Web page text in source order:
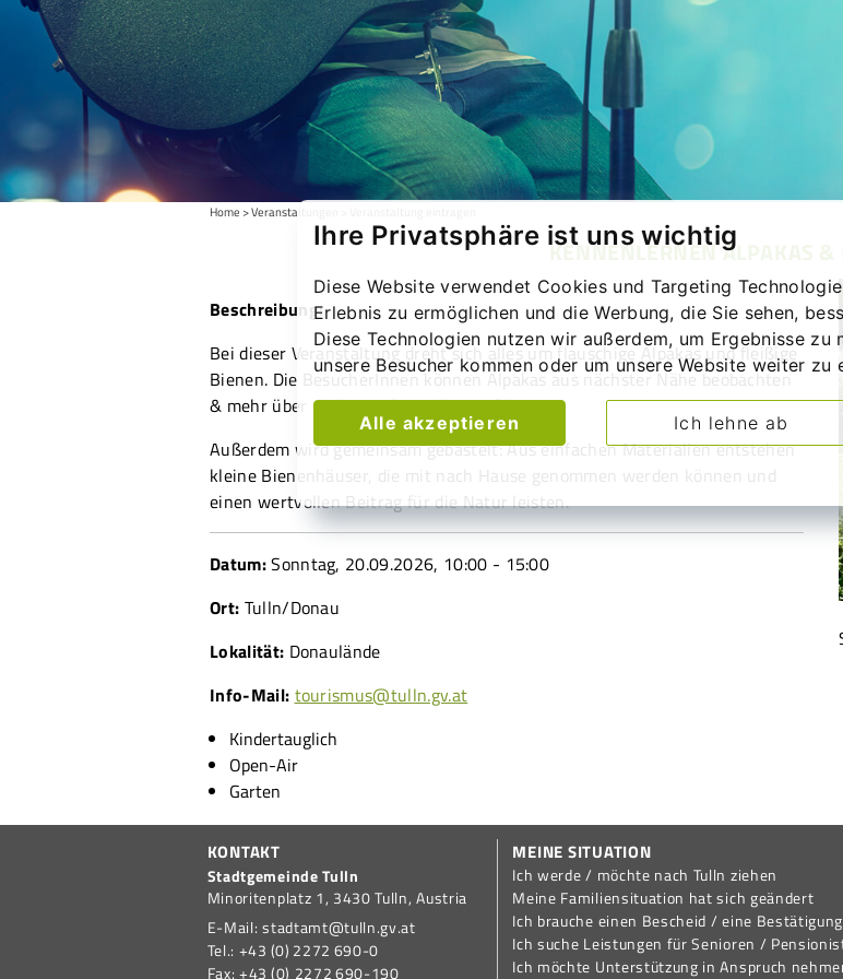
Ihre Privatsphäre ist uns wichtig
Diese Website verwendet Cookies und Targeting
Erlebnis zu ermöglichen und die Werbung, die Sie sehen,
Diese Technologien nutzen wir außerdem, um Ergebnisse zu
unsere Besucher kommen oder um unsere Website weiter zu
Alle akzeptieren Ich lehne ab
Home Veranstaltungen
KENNENLERNEN ALPAKAS &
Beschreibung:
Bei dieser Veranstaltung dreht sich alles um flauschige Alpakas und fleißige
Bienen. Die BesucherInnen können Alpakas aus nächster Nähe beobachten
& mehr über die besonderen Tiere erfahren.
Außerdem wird gemeinsam gebastelt: Aus einfachen Materialien entstehen
kleine Bienenhäuser, die mit nach Hause genommen werden können und
einen wertvollen Beitrag für die Natur leisten.
Datum:Sonntag, 20.09.2026, 10:00 - 15:00
Ort: Tulln/Donau
Lokalität: Donaulände
Info-Mail: tourismus@tulln.gv.at
Kindertauglich
Open-Air
Garten
KONTAKT
Stadtgemeinde Tulln
Minoritenplatz 1, 3430 Tulln, Austria
E-Mail: stadtamt@tulln.gv.at
Tel.: +43 (0) 2272 690-0
Fax: +43 (0) 2272 690-190
MEINE SITUATION
Ich werde / möchte nach Tulln ziehen
Meine Familiensituation hat sich geändert
Ich brauche einen Bescheid / eine Bestätigung
Ich suche Leistungen für Senioren /
Ich möchte Unterstützung in Anspruch